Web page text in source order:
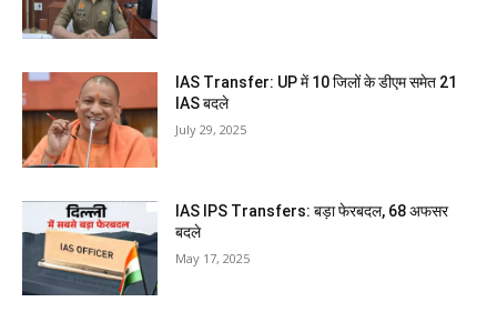
IAS Transfer: UP में 10 जिलों के डीएम समेत 21
IAS बदले
July 29, 2025
IAS IPS Transfers: बड़ा फेरबदल, 68 अफसर
बदले
May 17, 2025